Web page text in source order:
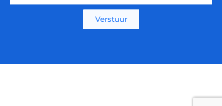
Verstuur